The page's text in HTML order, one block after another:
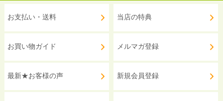
お支払い・送料
お買い物ガイド
最新★お客様の声
当店の特典
メルマガ登録
新規会員登録